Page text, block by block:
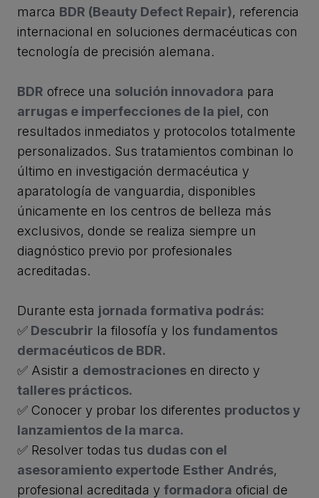
marca BDR (Beauty Defect Repair), referencia
internacional en soluciones dermacéuticas con
tecnología de precisión alemana.
BDR ofrece una solución innovadora para
arrugas e imperfecciones de la piel, con
resultados inmediatos y protocolos totalmente
personalizados. Sus tratamientos combinan lo
último en investigación dermacéutica y
aparatología de vanguardia, disponibles
únicamente en los centros de belleza más
exclusivos, donde se realiza siempre un
diagnóstico previo por profesionales
acreditadas.
Durante esta jornada formativa podrás:
✅ Descubrir la filosofía y los fundamentos
dermacéuticos de BDR.
✅ Asistir a demostraciones en directo y
talleres prácticos.
✅ Conocer y probar los diferentes productos y
lanzamientos de la marca.
✅ Resolver todas tus dudas con el
asesoramiento expertode Esther Andrés,
profesional acreditada y formadora oficial de